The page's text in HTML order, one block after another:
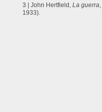
3 | John Hertfield,La guerra
1933).